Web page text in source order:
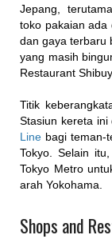
Jepang,
toko pakaian ada
dan gaya terbaru
yang masih
Restaurant
Titik
Stasiun kereta
Line bagi teman-
Tokyo. Selain
Tokyo Metro
arah Yokohama.
Shops and